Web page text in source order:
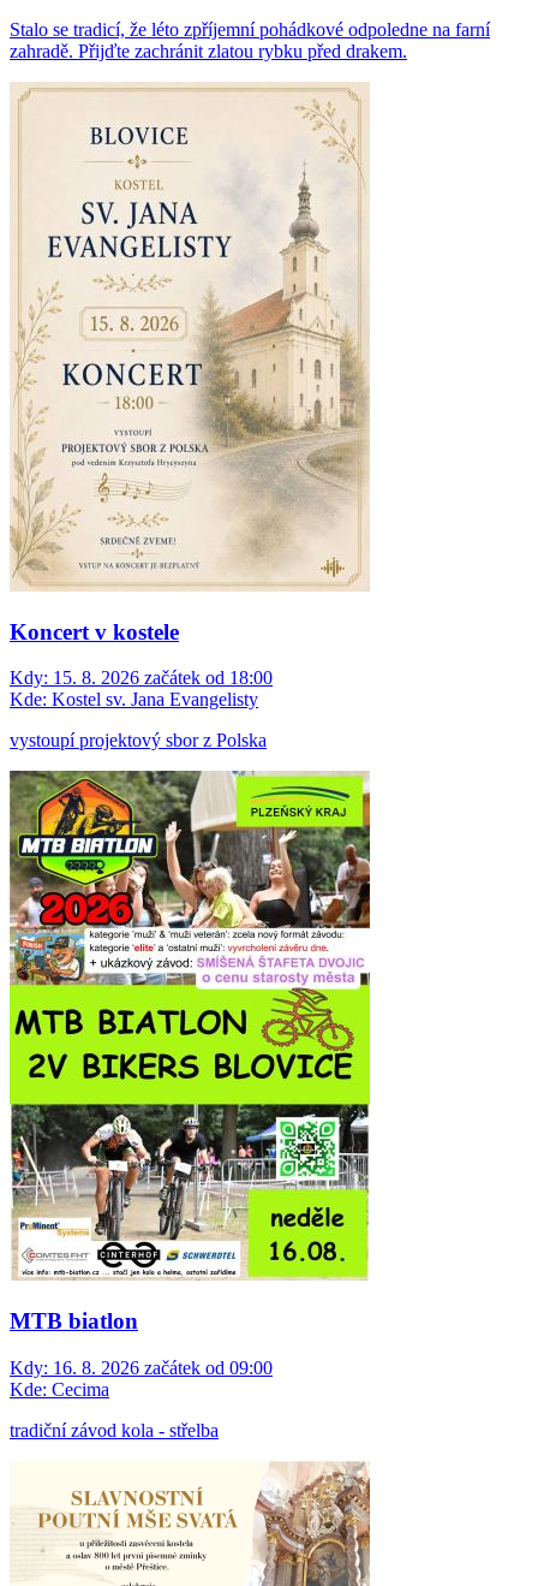
Stalo se tradicí, že léto zpříjemní pohádkové odpoledne na farní
zahradě. Přijďte zachránit zlatou rybku před drakem.
Koncert v kostele
Kdy: 15. 8. 2026 začátek od 18:00
Kde: Kostel sv. Jana Evangelisty
vystoupí projektový sbor z Polska
MTB biatlon
Kdy: 16. 8. 2026 začátek od 09:00
Kde: Cecima
tradiční závod kola - střelba